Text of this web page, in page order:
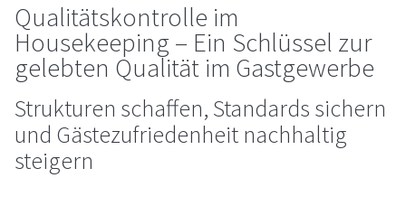
Qualitätskontrolle im
Housekeeping – Ein Schlüssel zur
gelebten Qualität im Gastgewerbe
Strukturen schaffen, Standards sichern
und Gästezufriedenheit nachhaltig
steigern